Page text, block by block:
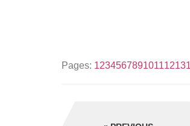
Pages: 12345678910111213